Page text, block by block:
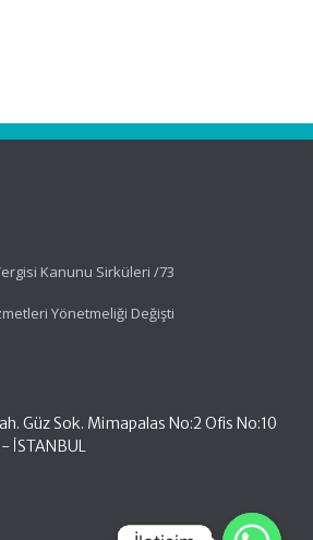
Kanunu Sirküleri /73
Yönetmeliği Değişti
Güz Sok. Mimapalas No:2 Ofis No:10
İSTANBUL